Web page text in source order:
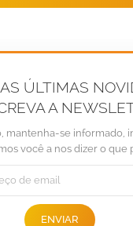
ÚLTIMAS
A
mantenha-se informado,
você a nos dizer o que
ENVIAR